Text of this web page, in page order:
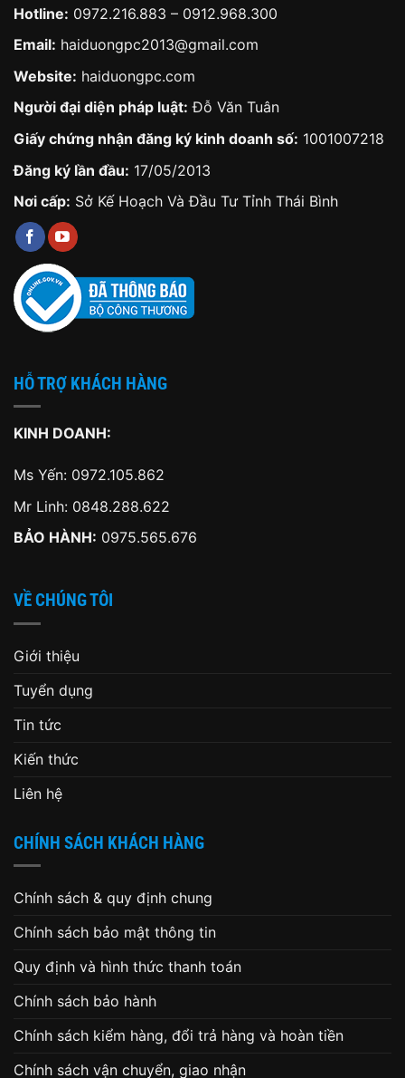
Hotline: 0972.216.883 – 0912.968.300
Email: haiduongpc2013@gmail.com
Website: haiduongpc.com
Người đại diện pháp luật: Đỗ Văn Tuân
Giấy chứng nhận đăng ký kinh doanh số: 1001007218
Đăng ký lần đầu: 17/05/2013
Nơi cấp: Sở Kế Hoạch Và Đầu Tư Tỉnh Thái Bình
HỖ TRỢ KHÁCH HÀNG
KINH DOANH:
Ms Yến: 0972.105.862
Mr Linh: 0848.288.622
BẢO HÀNH: 0975.565.676
VỀ CHÚNG TÔI
Giới thiệu
Tuyển dụng
Tin tức
Kiến thức
Liên hệ
CHÍNH SÁCH KHÁCH HÀNG
Chính sách & quy định chung
Chính sách bảo mật thông tin
Quy định và hình thức thanh toán
Chính sách bảo hành
Chính sách kiểm hàng, đổi trả hàng và hoàn tiền
Chính sách vận chuyển, giao nhận